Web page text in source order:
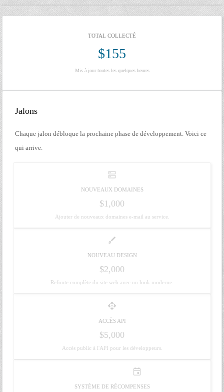
TOTAL COLLECTÉ
$155
Mis à jour toutes les quelques heures
Jalons
Chaque jalon débloque la prochaine phase de développement. Voici ce
qui arrive.
dns
NOUVEAUX DOMAINES
$1,000
Ajouter de nouveaux domaines e-mail au service.
brush
NOUVEAU DESIGN
$2,000
Refonte complète du site web avec un look moderne.
api
ACCÈS API
$5,000
Accès public à l'API pour les développeurs.
emoji_events
SYSTÈME DE RÉCOMPENSES